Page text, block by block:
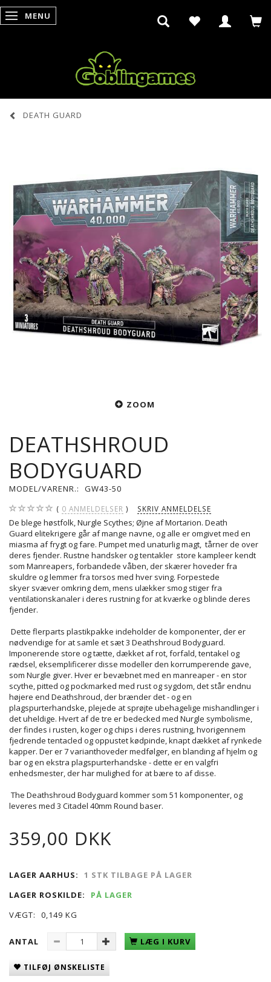
SKIFTE NAVIGATION
MENU
DEATH GUARD
ZOOM
DEATHSHROUD
BODYGUARD
MODEL/VARENR.: GW43-50
0 ANMELDELSER SKRIV ANMELDELSE
De blege høstfolk,Nurgle Scythes; Øjne af Mortarion. Death
Guard elitekrigere går af mange navne, og alle er omgivet med en
miasma af frygt og fare. Pumpetmed unaturlig magt, tårner de over
deres fjender. Rustne handsker og tentakler store kampleer kendt
som Manreapers, forbandede våben, der skærer hoveder fra
skuldre og lemmer fra torsos med hver sving. Forpestede
skyer svæveromkring dem, mens ulækker smog stiger fra
ventilationskanaler i deres rustning for at kværke og blinde deres
fjender.
Dette flerparts plastikpakke indeholder de komponenter, der er
nødvendige for at samle et sæt 3 Deathshroud Bodyguard.
Imponerende store og tætte, dækket af rot, forfald, tentakel og
rædsel, eksemplificerer disse modeller den korrumperende gave,
som Nurgle giver. Hver er bevæbnet med en manreaper - en stor
scythe, pitted og pockmarked med rust og sygdom, det står endnu
højere end Deathshroud, der brænder det - og en
plagspurterhandske, plejede at sprøjte ubehagelige mishandlinger i
det uheldige. Hvert af de tre er bedecked med Nurgle symbolisme,
der findes i rusten, koger og chips i deres rustning, hvorigennem
fjedrende tentacled og oppustet kødpinde, knapt dækket af rynkede
kapper. Der er 7 varianthoveder medfølger, en blanding af hjelm og
bar og en ekstra plagspurterhandske - dette er en valgfri
enhedsmester, der har mulighed for at bære to af disse.
The Deathshroud Bodyguard kommer som 51 komponenter, og
leveres med 3 Citadel 40mm Round baser.
359,00 DKK
LAGER AARHUS:
1 STK TILBAGE PÅ LAGER
LAGER ROSKILDE:
PÅ LAGER
VÆGT:
0,149 KG
ANTAL LÆG I KURV
TILFØJ ØNSKELISTE